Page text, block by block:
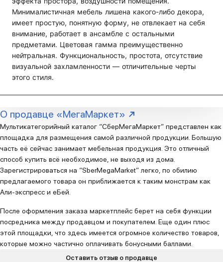
Минималистичная мебель лишена какого-либо декора,
имеет простую, понятную форму, не отвлекает на себя
внимание, работает в ансамбле с остальными
предметами. Цветовая гамма преимущественно
нейтральная. Функциональность, простота, отсутствие
визуальной захламленности — отличительные черты
этого стиля.
О продавце «МегаМаркет»
Оставить отзыв о продавце
Мультикатегорийный каталог “СберМегаМаркет” представлен как
площадка для размещения самой различной продукции. Большую
часть её сейчас занимает мебельная продукция. Это отличный
способ купить всё необходимое, не выходя из дома.
Зарегистрироваться на “SberMegaMarket” легко, по обилию
предлагаемого товара он приближается к таким монстрам как
Али-экспресс и еБей.
После оформления заказа маркетплейс берет на себя функции
посредника между продавцом и покупателем. Еще один плюс
этой площадки, что здесь имеется огромное количество товаров,
которые можно частично оплачивать бонусными баллами.